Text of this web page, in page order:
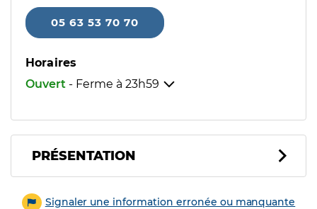
05 63 53 70 70
Horaires
Ouvert - Ferme à 23h59
PRÉSENTATION
Signaler une information erronée ou manquante